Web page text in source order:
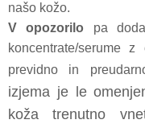
našo kožo.
V opozorilo pa
koncentrate/serume
previdno in
izjema je le
koža trenutno